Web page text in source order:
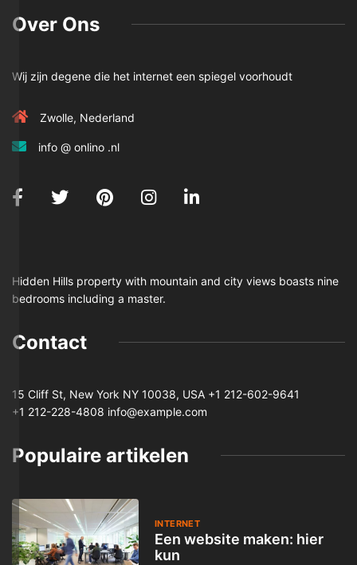
Over Ons
Wij zijn degene die het internet een spiegel voorhoudt
Zwolle, Nederland
info @ onlino .nl
Hidden Hills property with mountain and city views boasts nine
bedrooms including a master.
Contact
15 Cliff St, New York NY 10038, USA +1 212-602-9641
+1 212-228-4808 info@example.com
Populaire artikelen
INTERNET
Een website maken: hier
kun